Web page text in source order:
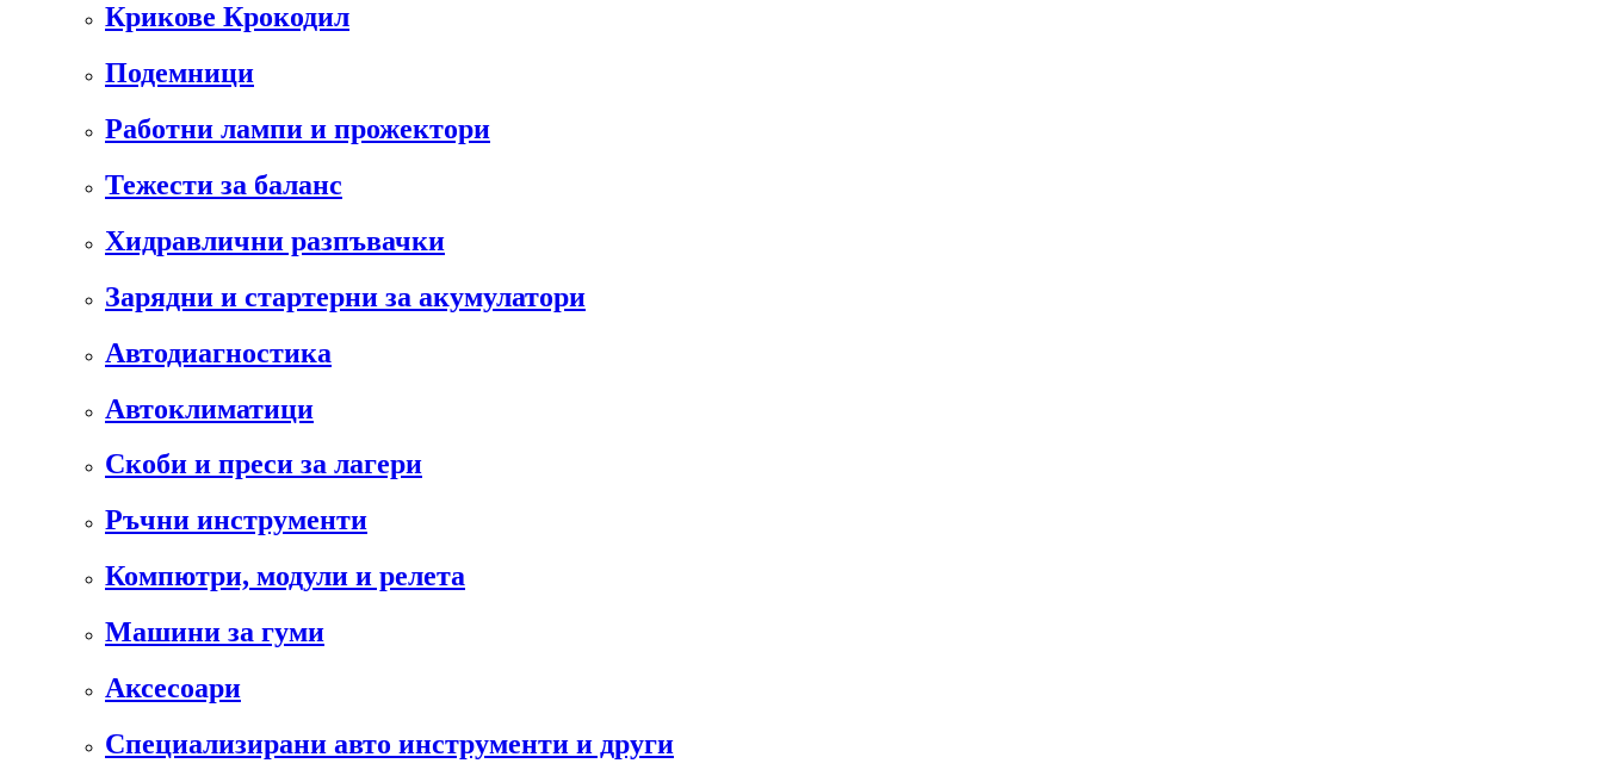
Крикове Крокодил
Подемници
Работни лампи и прожектори
Тежести за баланс
Хидравлични разпъвачки
Зарядни и стартерни за акумулатори
Автодиагностика
Автоклиматици
Скоби и преси за лагери
Ръчни инструменти
Компютри, модули и релета
Машини за гуми
Аксесоари
Специализирани авто инструменти и други